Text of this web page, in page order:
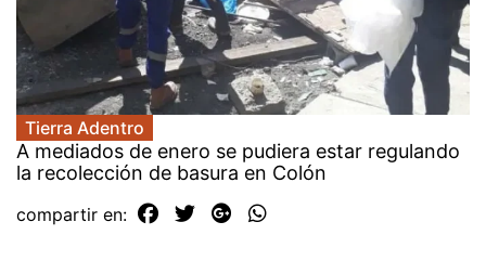
Tierra Adentro
A mediados de enero se pudiera estar regulando
la recolección de basura en Colón
compartir en: